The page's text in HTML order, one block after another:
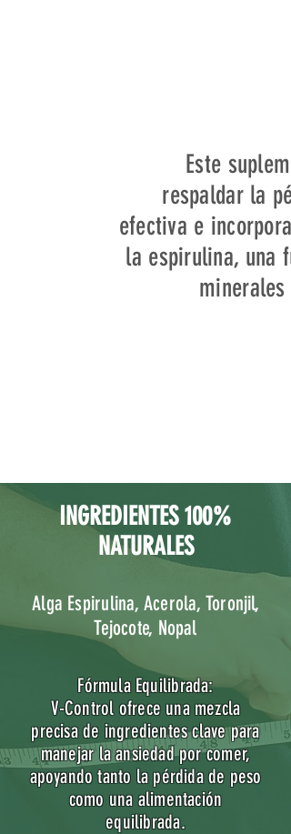
Este
respaldar la
efectiva e
la espirulina, una
INGREDIENTES 100%
NATURALES
Alga Espirulina, Acerola, Toronjil,
Tejocote, Nopal
Fórmula Equilibrada:
V-Control ofrece una mezcla
precisa de ingredientes clave para
manejar la ansiedad por comer,
apoyando tanto la pérdida de peso
como una alimentación
equilibrada.